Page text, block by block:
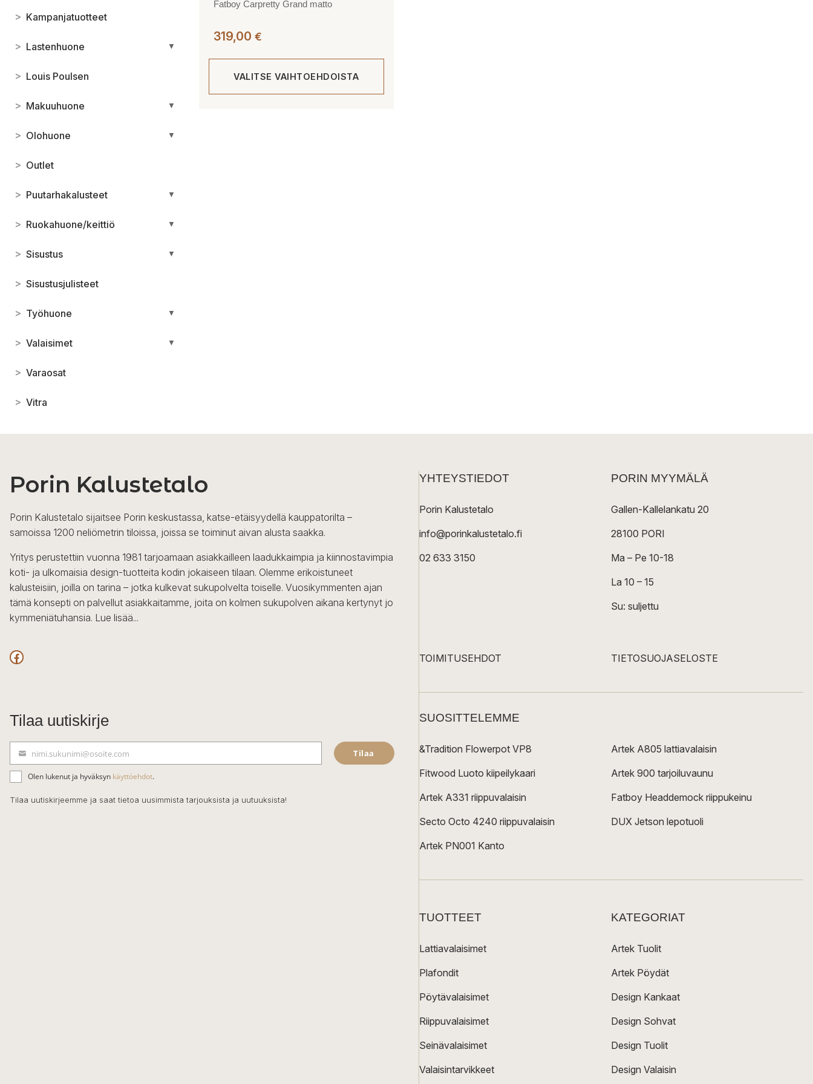
> Kampanjatuotteet
> Lastenhuone ▼
> Louis Poulsen
> Makuuhuone ▼
> Olohuone ▼
> Outlet
> Puutarhakalusteet ▼
> Ruokahuone/keittiö ▼
> Sisustus ▼
> Sisustusjulisteet
> Työhuone ▼
> Valaisimet ▼
> Varaosat
> Vitra
Fatboy Carpretty Grand matto
319,00 €
VALITSE VAIHTOEHDOISTA
Porin Kalustetalo
Porin Kalustetalo sijaitsee Porin keskustassa, katse-etäisyydellä kauppatorilta –
samoissa 1200 neliömetrin tiloissa, joissa se toiminut aivan alusta saakka.
Yritys perustettiin vuonna 1981 tarjoamaan asiakkailleen laadukkaimpia ja kiinnostavimpia
koti- ja ulkomaisia design-tuotteita kodin jokaiseen tilaan. Olemme erikoistuneet
kalusteisiin, joilla on tarina – jotka kulkevat sukupolvelta toiselle. Vuosikymmenten ajan
tämä konsepti on palvellut asiakkaitamme, joita on kolmen sukupolven aikana kertynyt jo
kymmeniätuhansia. Lue lisää...
Facebook
Tilaa uutiskirje
ä
h
k
nimi.sukunimi@osoite.com Tilaa
Olen lukenut ja hyväksyn käyttöehdot.
Tilaa uutiskirjeemme ja saat tietoa uusimmista tarjouksista ja uutuuksista!
YHTEYSTIEDOT
Porin Kalustetalo
info@porinkalustetalo.fi
02 633 3150
PORIN MYYMÄLÄ
Gallen-Kallelankatu 20
28100 PORI
Ma – Pe 10-18
La 10 – 15
Su: suljettu
TOIMITUSEHDOT TIETOSUOJASELOSTE
SUOSITTELEMME
&Tradition Flowerpot VP8
Fitwood Luoto kiipeilykaari
Artek A331 riippuvalaisin
Secto Octo 4240 riippuvalaisin
Artek PN001 Kanto
Artek A805 lattiavalaisin
Artek 900 tarjoiluvaunu
Fatboy Headdemock riippukeinu
DUX Jetson lepotuoli
TUOTTEET
Lattiavalaisimet
Plafondit
Pöytävalaisimet
Riippuvalaisimet
Seinävalaisimet
Valaisintarvikkeet
KATEGORIAT
Artek Tuolit
Artek Pöydät
Design Kankaat
Design Sohvat
Design Tuolit
Design Valaisin